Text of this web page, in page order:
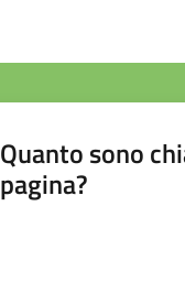
Quanto sono
pagina?